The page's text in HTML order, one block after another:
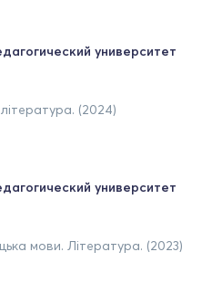
университет
(2024)
университет
мови. Література. (2023)